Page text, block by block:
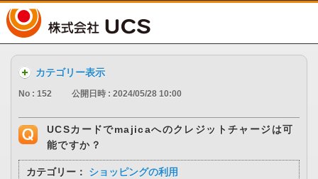
カテゴリー表示
No : 152 公開日時 : 2024/05/28 10:00
UCSカードでmajicaへのクレジットチャージは可
能ですか？
カテゴリー：
ショッピングの利用